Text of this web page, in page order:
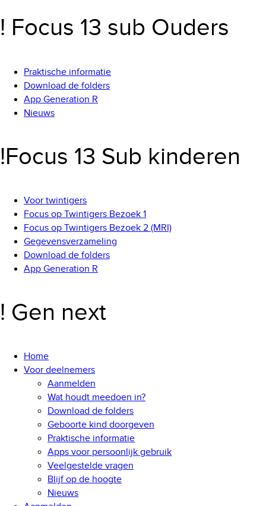
! Focus 13 sub Ouders
Praktische informatie
Download de folders
App Generation R
Nieuws
!Focus 13 Sub kinderen
Voor twintigers
Focus op Twintigers Bezoek 1
Focus op Twintigers Bezoek 2 (MRI)
Gegevensverzameling
Download de folders
App Generation R
! Gen next
Home
Voor deelnemers
Aanmelden
Wat houdt meedoen in?
Download de folders
Geboorte kind doorgeven
Praktische informatie
Apps voor persoonlijk gebruik
Veelgestelde vragen
Blijf op de hoogte
Nieuws